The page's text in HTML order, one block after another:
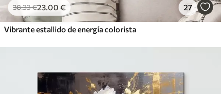
38.33€23.00 € 27
Vibrante estallido de energía colorista